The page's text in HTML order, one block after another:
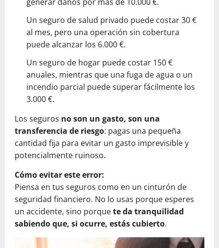
Un seguro de salud privado puede costar 30 €
al mes, pero una operación sin cobertura
puede alcanzar los 6.000 €.
Un seguro de hogar puede costar 150 €
anuales, mientras que una fuga de agua o un
incendio parcial puede superar fácilmente los
3.000 €.
Los seguros no son un gasto, son una
transferencia de riesgo: pagas una pequeña
cantidad fija para evitar un gasto imprevisible y
potencialmente ruinoso.
Cómo evitar este error:
Piensa en tus seguros como en un cinturón de
seguridad financiero. No lo usas porque esperes
un accidente, sino porquete da tranquilidad
sabiendo que, si ocurre, estás cubierto.